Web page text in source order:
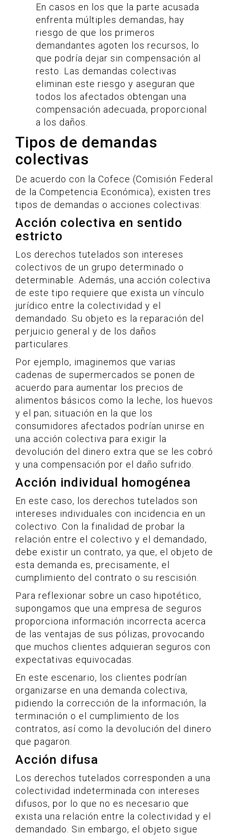
En casos en los que la parte acusada
enfrenta múltiples demandas, hay
riesgo de que los primeros
demandantes agoten los recursos, lo
que podría dejar sin compensación al
resto. Las demandas colectivas
eliminan este riesgo y aseguran que
todos los afectados obtengan una
compensación adecuada, proporcional
a los daños.
Tipos de demandas
colectivas
De acuerdo con la Cofece (Comisión Federal
de la Competencia Económica), existen tres
tipos de demandas o acciones colectivas:
Acción colectiva en sentido
estricto
Los derechos tutelados son intereses
colectivos de un grupo determinado o
determinable. Además, una acción colectiva
de este tipo requiere que exista un vínculo
jurídico entre la colectividad y el
demandado. Su objeto es la reparación del
perjuicio general y de los daños
particulares.
Por ejemplo, imaginemos que varias
cadenas de supermercados se ponen de
acuerdo para aumentar los precios de
alimentos básicos como la leche, los huevos
y el pan; situación en la que los
consumidores afectados podrían unirse en
una acción colectiva para exigir la
devolución del dinero extra que se les cobró
y una compensación por el daño sufrido.
Acción individual homogénea
En este caso, los derechos tutelados son
intereses individuales con incidencia en un
colectivo. Con la finalidad de probar la
relación entre el colectivo y el demandado,
debe existir un contrato, ya que, el objeto de
esta demanda es, precisamente, el
cumplimiento del contrato o su rescisión.
Para reflexionar sobre un caso hipotético,
supongamos que una empresa de seguros
proporciona información incorrecta acerca
de las ventajas de sus pólizas, provocando
que muchos clientes adquieran seguros con
expectativas equivocadas.
En este escenario, los clientes podrían
organizarse en una demanda colectiva,
pidiendo la corrección de la información, la
terminación o el cumplimiento de los
contratos, así como la devolución del dinero
que pagaron.
Acción difusa
Los derechos tutelados corresponden a una
colectividad indeterminada con intereses
difusos, por lo que no es necesario que
exista una relación entre la colectividad y el
demandado. Sin embargo, el objeto sigue